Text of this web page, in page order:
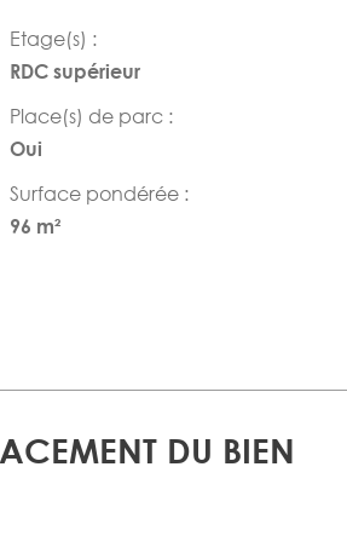
Etage(s) :
RDC supérieur
Place(s) de parc :
Oui
Surface pondérée :
96 m²
DU BIEN